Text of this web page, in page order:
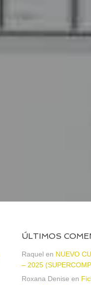
ÚLTIMOS
Raquel en NUEVO
– 2025
Roxana Denise en